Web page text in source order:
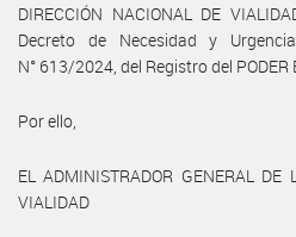
DIRECCIÓN NACIONAL DE
Decreto de Necesidad y
N° 613/2024, del Registro del PODER
Por ello,
EL ADMINISTRADOR GENERAL DE
VIALIDAD